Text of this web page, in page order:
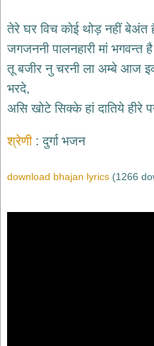
साईं
भजन
bhajans
जैन
भजन
bhajans
भजन
तेरे घर विच कोई थोड़ नहीं बेअंत
जगजननी पालनहारी मां भगवन्त
तू बजीर नु चरनी ला अम्बे आज
भरदे,
असि खोटे सिक्के हां दातिये हीरे
श्रेणी दुर्गा भजन
download bhajan lyrics (1266